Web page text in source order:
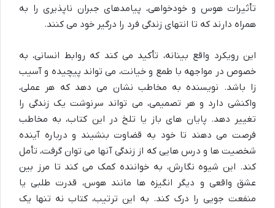
تأثیرات هوس و خودخواهی، پیامدهای جبران ناپذیری را به
همراه دارند که تا انتهای زندگی فرد را درگیر خود می کنند.
این رویکرد واقع بینانه، تأکید می کند که روابط انسانی، به
خصوص در مواجهه با طمع و خیانت، می تواند پیچیده و آسیب
زا باشد. نویسنده به مخاطب نشان می دهد که هر عملی،
واکنشی دارد و هر تصمیمی، می تواند سرنوشت یک زندگی را
تغییر دهد. پایان های باز یا تلخ در این کتاب، به مخاطب
فرصت می دهند تا خود به قضاوت بنشیند و درباره آینده
شخصیت ها و درس هایی که از زندگی آنها می توان گرفت، تأمل
کند. این شیوه نگارش، به خواننده کمک می کند تا مرز بین
عشق واقعی و دیگر انگیزه ها مانند هوس، قدرت طلبی یا
منفعت جویی را درک کند. به این ترتیب، کتاب نه تنها یک